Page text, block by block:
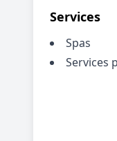
Services
Spas
Services